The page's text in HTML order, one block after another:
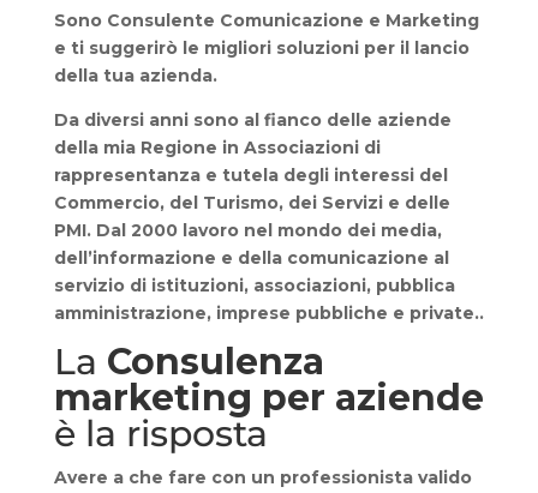
Sono Consulente Comunicazione e Marketing
e ti suggerirò le migliori soluzioni per il lancio
della tua azienda.
Da diversi anni sono al fianco delle aziende
della mia Regione in Associazioni di
rappresentanza e tutela degli interessi del
Commercio, del Turismo, dei Servizi e delle
PMI. Dal 2000 lavoro nel mondo dei media,
dell’informazione e della comunicazione al
servizio di istituzioni, associazioni, pubblica
amministrazione, imprese pubbliche e private..
La Consulenza
marketing per aziende
è la risposta
Avere a che fare con un professionista valido